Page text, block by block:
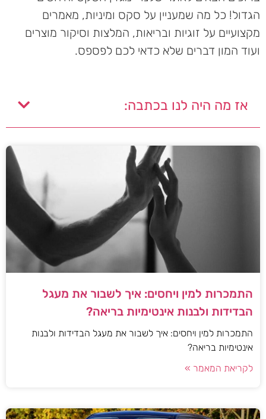
הגדול! כל מה שמעניין על סקס ומיניות, מאמרים
מקצועיים על זוגיות ובריאות, המלצות וסיקור מוצרים
ועוד המון דברים שלא כדאי לכם לפספס.
אז מה היה לנו בכתבה:
התמכרות למין ויחסים: איך לשבור את מעגל
הבדידות ולבנות אינטימיות בריאה?
התמכרות למין ויחסים: איך לשבור את מעגל הבדידות ולבנות
אינטימיות בריאה?
לקריאת המאמר »